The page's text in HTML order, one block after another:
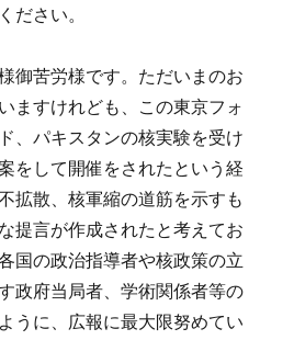
ださい。
御苦労様です。ただいまのお
ますけれども、この東京フォ
、パキスタンの核実験を受け
をして開催をされたという経
拡散、核軍縮の道筋を示すも
提言が作成されたと考えてお
国の政治指導者や核政策の立
政府当局者、学術関係者等の
うに、広報に最大限努めてい